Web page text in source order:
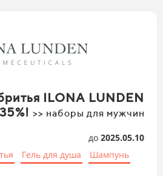
ILONA LUNDEN
>> наборы для мужчин
до 2025.05.10
Гель для душа Шампунь